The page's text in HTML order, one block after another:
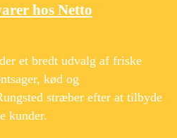
hos Netto
et bredt udvalg af friske
kød og
stræber efter at tilbyde
kunder.